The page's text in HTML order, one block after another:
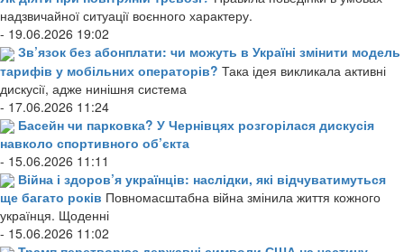
надзвичайної ситуації воєнного характеру.
- 19.06.2026 19:02
Зв’язок без абонплати: чи можуть в Україні змінити модель
тарифів у мобільних операторів? Така ідея викликала активні
дискусії, адже нинішня система
- 17.06.2026 11:24
Басейн чи парковка? У Чернівцях розгорілася дискусія
навколо спортивного об’єкта
- 15.06.2026 11:11
Війна і здоров’я українців: наслідки, які відчуватимуться
ще багато років Повномасштабна війна змінила життя кожного
українця. Щоденні
- 15.06.2026 11:02